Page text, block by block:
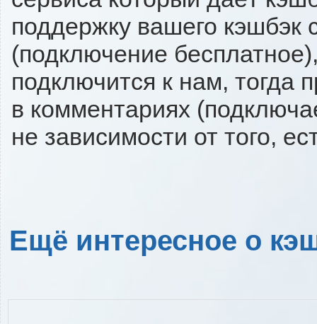
поддержку вашего кэшбэк
(подключение
подключится к нам, тогда
в комментариях
не зависимости от того,
Ещё интересное о